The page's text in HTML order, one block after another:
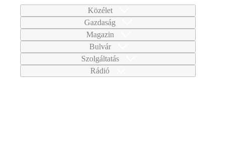
Közélet
Gazdaság
Magazin
Bulvár
Szolgáltatás
Rádió